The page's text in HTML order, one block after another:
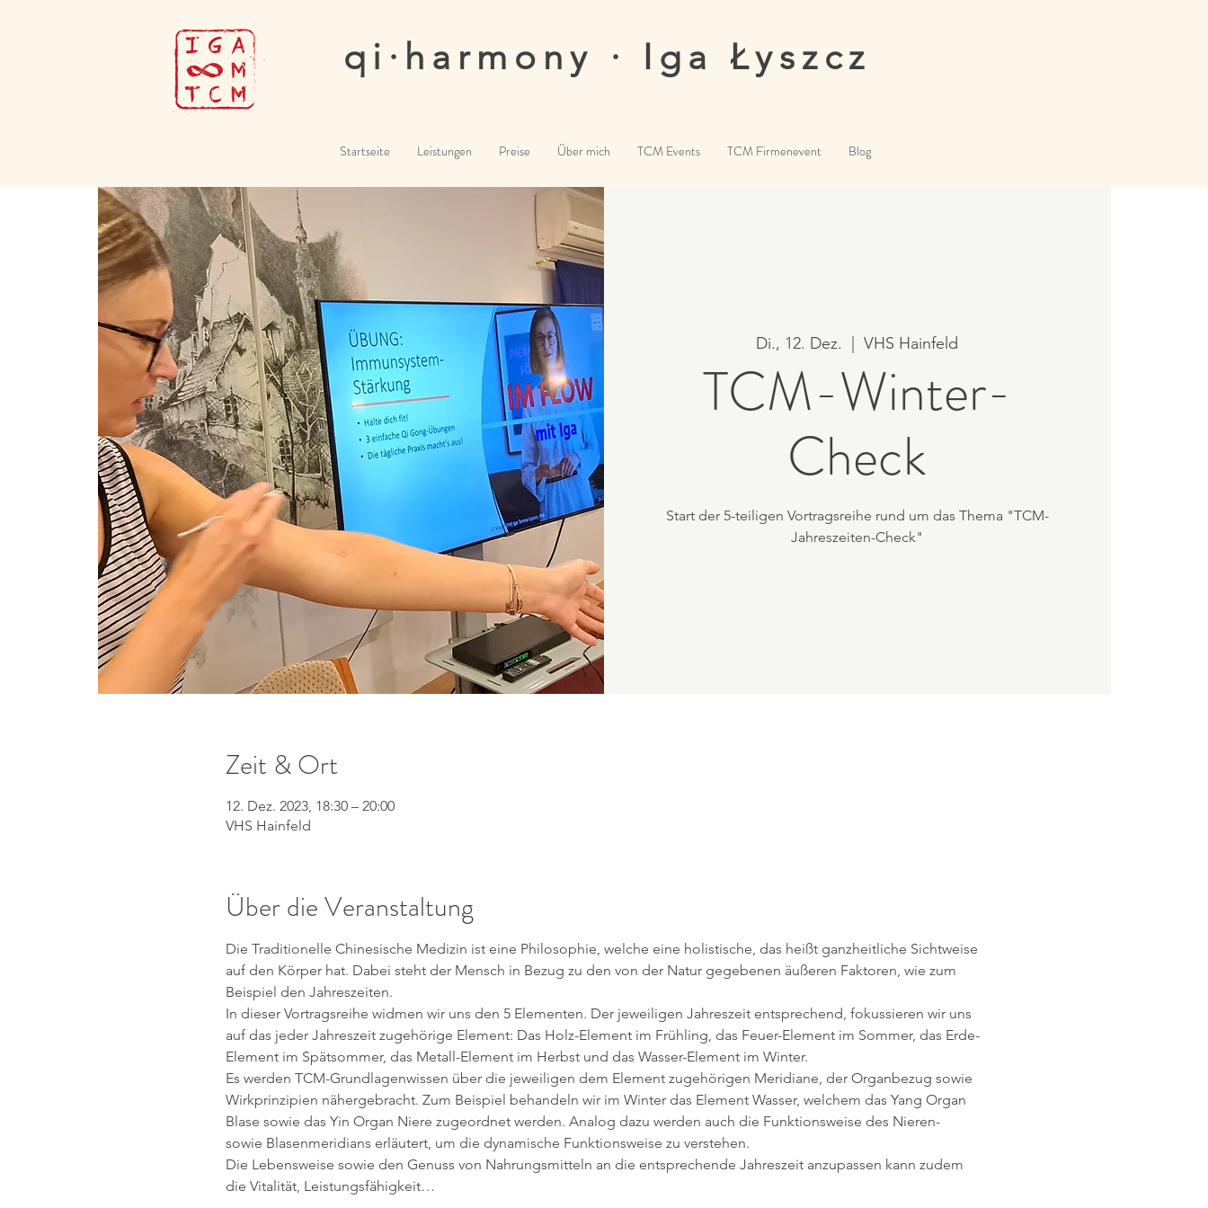
qi·harmony · Iga Łyszcz
Startseite Leistungen Preise Über mich TCM Events TCM Firmenevent Blog
Di., 12. Dez.
  |
VHS Hainfeld
TCM-Winter-
Check
Start der 5-teiligen Vortragsreihe rund um das Thema "TCM-
Jahreszeiten-Check"
Zeit & Ort
12. Dez. 2023, 18:30 – 20:00
VHS Hainfeld
Über die Veranstaltung
Die Traditionelle Chinesische Medizin ist eine Philosophie, welche eine holistische, das heißt ganzheitliche Sichtweise
auf den Körper hat. Dabei steht der Mensch in Bezug zu den von der Natur gegebenen äußeren Faktoren, wie zum
Beispiel den Jahreszeiten.
In dieser Vortragsreihe widmen wir uns den 5 Elementen. Der jeweiligen Jahreszeit entsprechend, fokussieren wir uns
auf das jeder Jahreszeit zugehörige Element: Das Holz-Element im Frühling, das Feuer-Element im Sommer, das Erde-
Element im Spätsommer, das Metall-Element im Herbst und das Wasser-Element im Winter.
Es werden TCM-Grundlagenwissen über die jeweiligen dem Element zugehörigen Meridiane, der Organbezug sowie
Wirkprinzipien nähergebracht. Zum Beispiel behandeln wir im Winter das Element Wasser, welchem das Yang Organ
Blase sowie das Yin Organ Niere zugeordnet werden. Analog dazu werden auch die Funktionsweise des Nieren-
sowie Blasenmeridians erläutert, um die dynamische Funktionsweise zu verstehen.
Die Lebensweise sowie den Genuss von Nahrungsmitteln an die entsprechende Jahreszeit anzupassen kann zudem
die Vitalität, Leistungsfähigkeit…